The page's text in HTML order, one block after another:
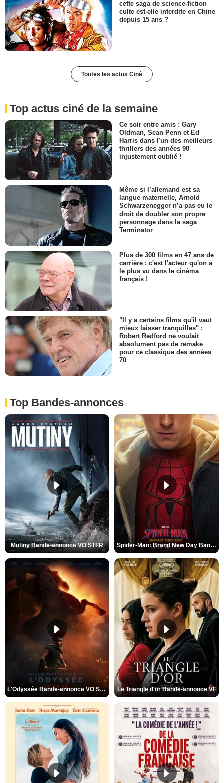
cette saga de science-fiction
culte est-elle interdite en Chine
depuis 15 ans ?
Toutes les actus Ciné
Top actus ciné de la semaine
Ce soir entre amis : Gary
Oldman, Sean Penn et Ed
Harris dans l'un des meilleurs
thrillers des années 90
injustement oublié !
Même si l’allemand est sa
langue maternelle, Arnold
Schwarzenegger n’a pas eu le
droit de doubler son propre
personnage dans la saga
Terminator
Plus de 300 films en 47 ans de
carrière : c'est l'acteur qu'on a
le plus vu dans le cinéma
français !
"Il y a certains films qu'il vaut
mieux laisser tranquilles" :
Robert Redford ne voulait
absolument pas de remake
pour ce classique des années
70
Top Bandes-annonces
Mutiny Bande-annonce VO STFR Spider-Man: Brand New Day Bande-annonce VO STFR
L'Odyssée Bande-annonce VO STFR Le Triangle d'or Bande-annonce VF